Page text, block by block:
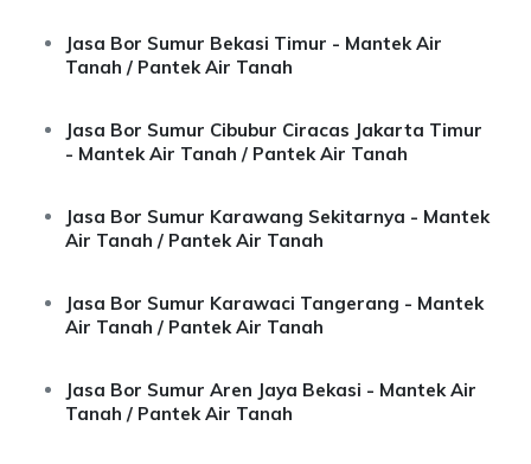
Jasa Bor Sumur Bekasi Timur - Mantek Air
Tanah / Pantek Air Tanah
Jasa Bor Sumur Cibubur Ciracas Jakarta Timur
- Mantek Air Tanah / Pantek Air Tanah
Jasa Bor Sumur Karawang Sekitarnya - Mantek
Air Tanah / Pantek Air Tanah
Jasa Bor Sumur Karawaci Tangerang - Mantek
Air Tanah / Pantek Air Tanah
Jasa Bor Sumur Aren Jaya Bekasi - Mantek Air
Tanah / Pantek Air Tanah